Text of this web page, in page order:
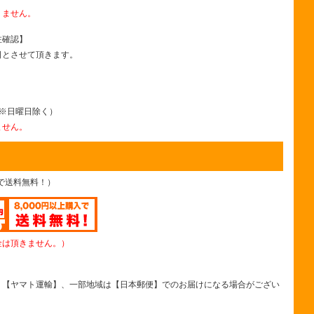
せん。
認】
させて頂きます。
曜日除く）
ん。
料無料！）
頂きません。）
ヤマト運輸】、一部地域は【日本郵便】でのお届けになる場合がござい